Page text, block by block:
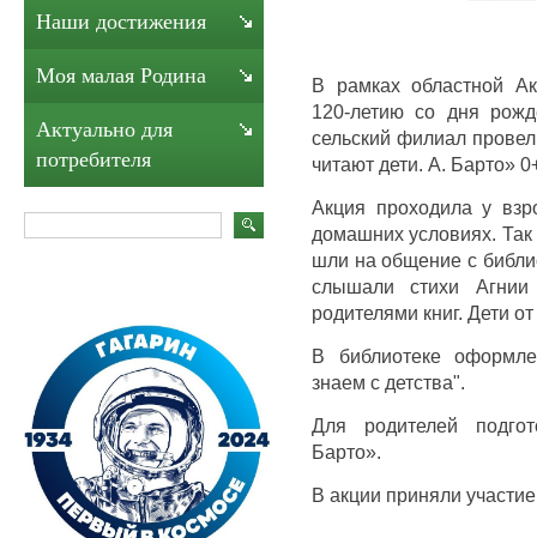
В рамках областной
120-летию со дня
сельский филиал
читают дети. А. Барто»
Акция проходила у
домашних условиях.
шли на общение с
слышали стихи
родителями книг. Дети
В библиотеке
знаем с детства".
Для родителей
Барто».
В акции приняли
Наши достижения
Моя малая Родина
Актуально для
потребителя